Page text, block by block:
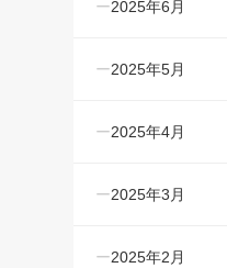
2025年6月
2025年5月
2025年4月
2025年3月
2025年2月